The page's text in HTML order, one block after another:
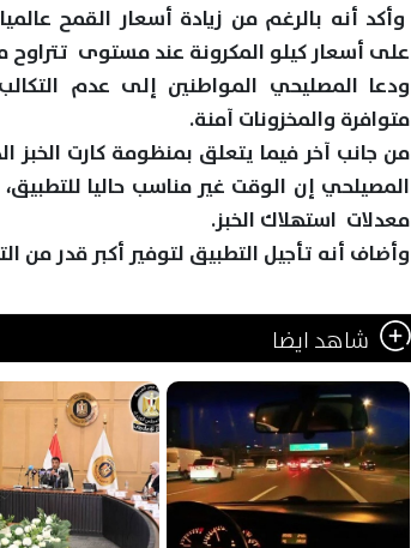
وأكد أنه بالرغم من زيادة أسعار القمح
على أسعار كيلو المكرونة عند مستوى تتراوح من 15 إلى 16
ودعا المصليحي المواطنين إلى عدم
متوافرة والمخزونات آمنة.
من جانب آخر فيما يتعلق بمنظومة كارت الخبز
المصيلحي إن الوقت غير مناسب حاليا
معدلات استهلاك الخبز.
وأضاف أنه تأجيل التطبيق لتوفير أكبر قدر من
شاهد ايضا